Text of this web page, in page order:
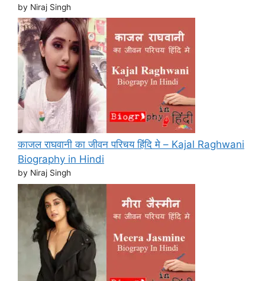
by Niraj Singh
काजल राघवानी का जीवन परिचय हिंदि मे – Kajal Raghwani
Biography in Hindi
by Niraj Singh